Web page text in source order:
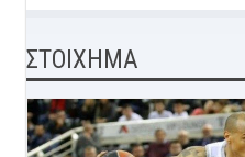
ΣΤΟΙΧΗΜΑ